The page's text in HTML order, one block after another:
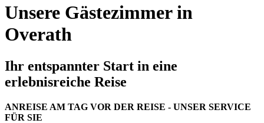
Unsere Gästezimmer in
Overath
Ihr entspannter Start in eine
erlebnisreiche Reise
ANREISE AM TAG VOR DER REISE - UNSER SERVICE
FÜR SIE